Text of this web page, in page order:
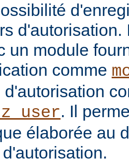
d'autorisation.
un module
comme
d'autorisation
. Il
élaborée au